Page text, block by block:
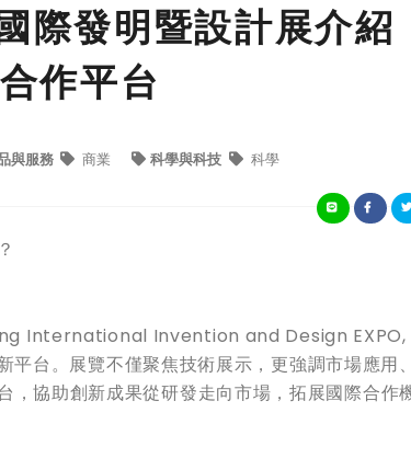
際發明暨設計展介紹
作平台
與服務 商業 科學與科技 科學
International Invention and Design EXPO,
台。展覽不僅聚焦技術展示，更強調市場應用
協助創新成果從研發走向市場，拓展國際合作